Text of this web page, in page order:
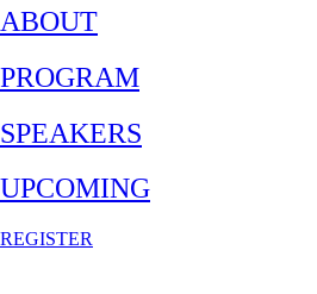
ABOUT
PROGRAM
SPEAKERS
UPCOMING
REGISTER